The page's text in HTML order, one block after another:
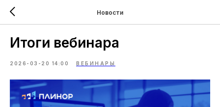
Новости
Итоги вебинара
2026-03-20 14:00 ВЕБИНАРЫ